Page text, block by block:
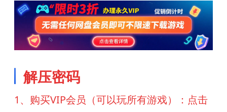
解压密码
1、购买VIP会员（可以玩所有游戏）：点击